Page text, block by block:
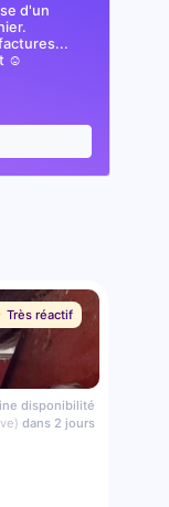
d'un
☺️
Très réactif
disponibilité
dans 2 jours